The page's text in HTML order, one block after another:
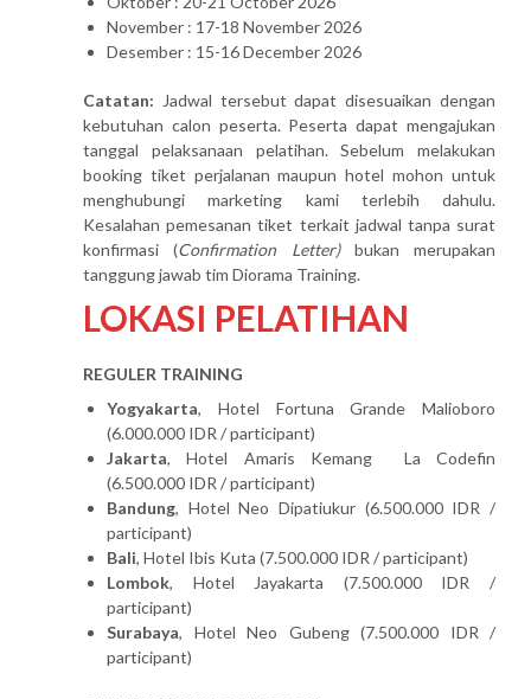
November : 17-18 November 2026
Desember : 15-16 December 2026
Catatan: Jadwal tersebut dapat disesuaikan dengan
kebutuhan calon peserta. Peserta dapat mengajukan
tanggal pelaksanaan pelatihan. Sebelum melakukan
booking tiket perjalanan maupun hotel mohon untuk
menghubungi marketing kami terlebih dahulu.
Kesalahan pemesanan tiket terkait jadwal tanpa surat
konfirmasi (Confirmation Letter)bukan merupakan
tanggung jawab tim Diorama Training.
LOKASI PELATIHAN
REGULER TRAINING
Yogyakarta, Hotel Fortuna Grande Malioboro
(6.000.000 IDR / participant)
Jakarta, Hotel Amaris Kemang La Codefin
(6.500.000 IDR / participant)
Bandung, Hotel Neo Dipatiukur (6.500.000 IDR /
participant)
Bali, Hotel Ibis Kuta (7.500.000 IDR / participant)
Lombok, Hotel Jayakarta (7.500.000 IDR /
participant)
Surabaya, Hotel Neo Gubeng (7.500.000 IDR /
participant)